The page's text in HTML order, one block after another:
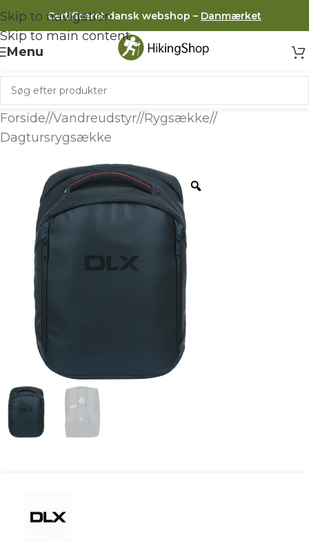
Skip to navigation
Skip to main content
Certificeret dansk webshop – Danmærket
Menu
Forside/ Vandreudstyr/ Rygsække/
Dagtursrygsække